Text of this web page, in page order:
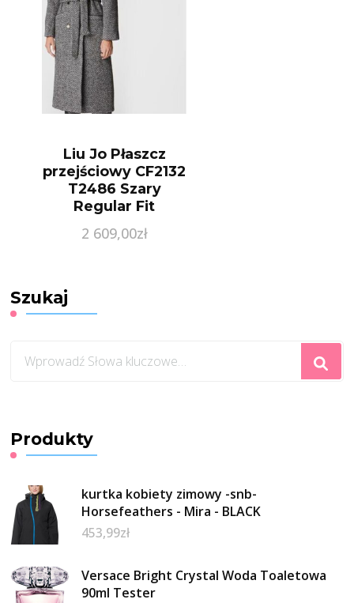
Liu Jo Płaszcz
przejściowy CF2132
T2486 Szary
Regular Fit
2 609,00zł
Szukaj
czegoś?
Produkty
kurtka kobiety zimowy -snb-
Horsefeathers - Mira - BLACK
453,99zł
Versace Bright Crystal Woda Toaletowa
90ml Tester